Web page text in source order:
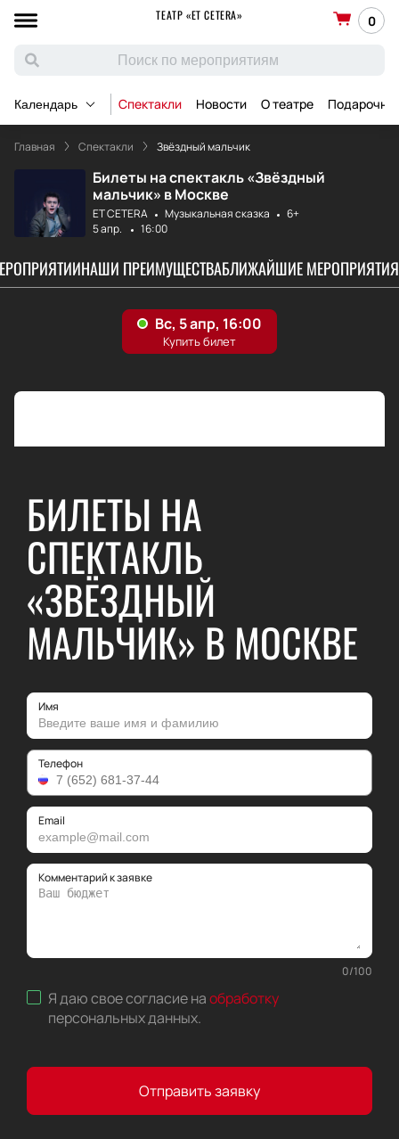
ТЕАТР «ET CETERA» 0
Календарь Спектакли Новости О театре
Главная Спектакли Звёздный мальчик
Билеты на спектакль «Звёздный
мальчик» в Москве
ET CETERA Музыкальная сказка
6+
5 апр.
16:00
НАШИ ПРЕИМУЩЕСТВАБЛИЖАЙШИЕ МЕРОПРИЯТИЯ
БИЛЕТЫ НА
СПЕКТАКЛЬ
«ЗВЁЗДНЫЙ
МАЛЬЧИК» В МОСКВЕ
Имя
Телефон
Email
Комментарий к заявке
0/100
Я даю свое согласие наобработку
персональных данных.
Отправить заявку